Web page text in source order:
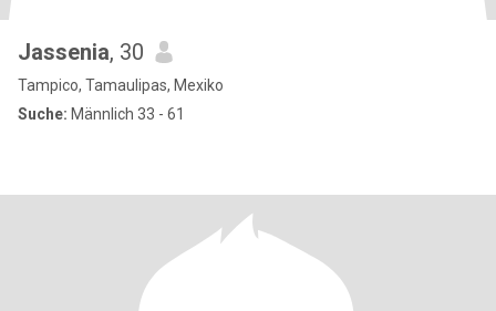
Jassenia, 30
Tampico, Tamaulipas, Mexiko
Suche: Männlich 33 - 61